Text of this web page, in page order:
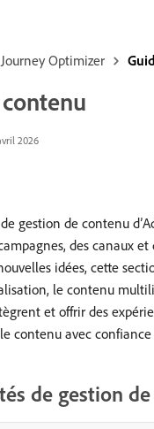
Journey Optimizer
2026
gestion de contenu
des canaux
idées, cette
le contenu
et offrir des
contenu avec
de gestion